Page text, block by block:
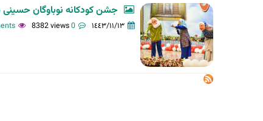
ت
ب
و
ي
ب
ا
جشن کودکانه نوباوگان
١٤٤٣/١١/١٣ 0 comments
8382 views